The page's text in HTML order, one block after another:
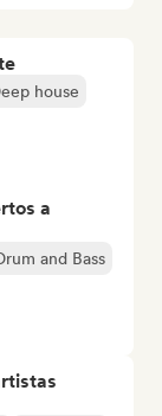
house
a
and Bass